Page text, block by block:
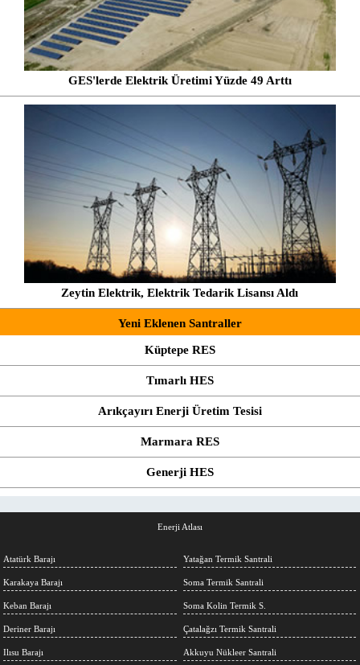
GES'lerde Elektrik Üretimi Yüzde 49 Arttı
Zeytin Elektrik, Elektrik Tedarik Lisansı Aldı
Yeni Eklenen Santraller
Küptepe RES
Tımarlı HES
Arıkçayırı Enerji Üretim Tesisi
Marmara RES
Generji HES
Enerji Atlası
Atatürk Barajı
Karakaya Barajı
Keban Barajı
Deriner Barajı
Ilısu Barajı
Yatağan Termik Santrali
Soma Termik Santrali
Soma Kolin Termik S.
Çatalağzı Termik Santrali
Akkuyu Nükleer Santrali